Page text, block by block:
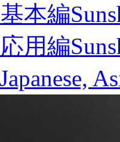
本編
用編
Japanese,